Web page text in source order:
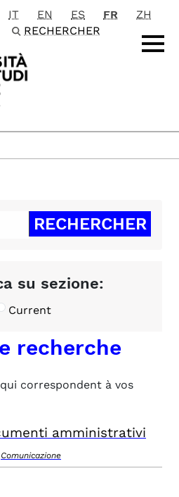
principale
IT EN ES FR
ZH
RECHERCHER
su sezione:
Current
recherche
correspondent à vos
amministrativi
Comunicazione